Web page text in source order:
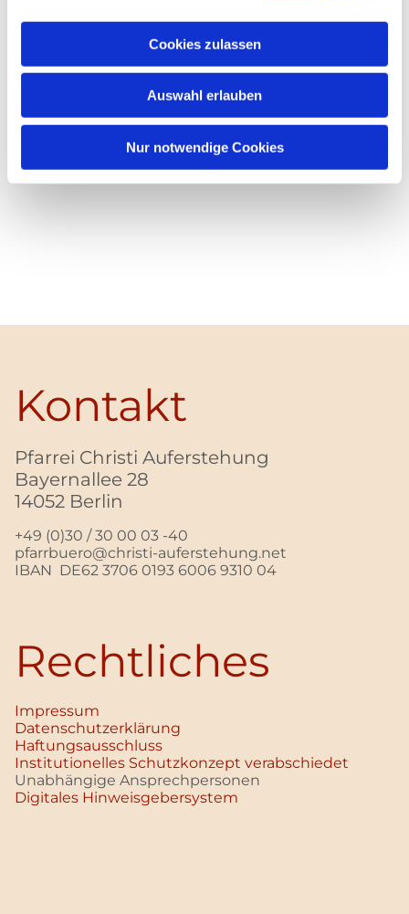
Cookies zulassen
Auswahl erlauben
Nur notwendige Cookies
Kontakt
Pfarrei Christi Auferstehung
Bayernallee 28
14052 Berlin
+49 (0)30 / 30 00 03 -40
pfarrbuero@christi-auferstehung.net
IBAN DE62 3706 0193 6006 9310 04
Rechtliches
Impressum
Datenschutz­erklärung
Haftungsausschluss
Institutionelles Schutzkonzept verabschiedet
Unabhängige Ansprechpersonen
Digitales Hinweisgebersystem